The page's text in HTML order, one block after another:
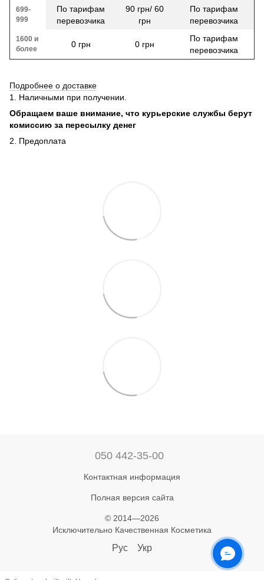
699-
999
По тарифам
перевозчика
90 грн/ 60
грн
По тарифам
перевозчика
1600 и
более
0 грн 0 грн
По тарифам
перевозчика
Подробнее о доставке
1. Наличными при получении.
Обращаем ваше внимание, что курьерские службы берут
комиссию за пересылку денег
2. Предоплата
050 442-35-00
Контактная информация
Полная версия сайта
© 2014—2026
Исключительно Качественная Косметика
Рус Укр